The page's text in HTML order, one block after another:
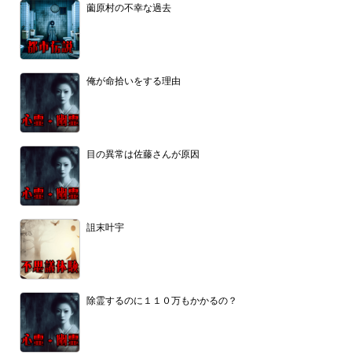
薗原村の不幸な過去
俺が命拾いをする理由
目の異常は佐藤さんが原因
詛末叶宇
除霊するのに１１０万もかかるの？